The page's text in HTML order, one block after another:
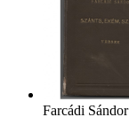
Farcádi